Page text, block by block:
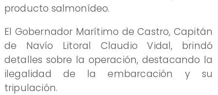
producto salmonídeo.
El Gobernador Marítimo de Castro, Capitán
de Navío Litoral Claudio Vidal, brindó
detalles sobre la operación, destacando la
ilegalidad de la embarcación y su
tripulación.